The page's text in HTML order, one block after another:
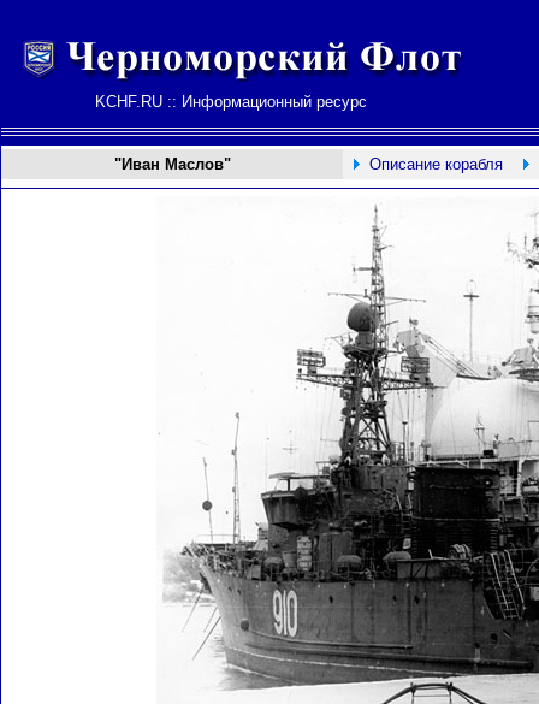
KCHF.RU :: Информационный ресурс
"Иван Маслов" Описание корабля